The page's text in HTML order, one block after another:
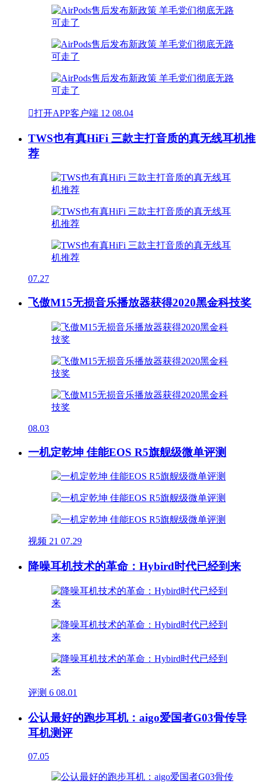
打开APP客户端 12 08.04
TWS也有真HiFi 三款主打音质的真无线耳机推
荐
07.27
飞傲M15无损音乐播放器获得2020黑金科技奖
08.03
一机定乾坤 佳能EOS R5旗舰级微单评测
视频 21 07.29
降噪耳机技术的革命：Hybird时代已经到来
评测 6 08.01
公认最好的跑步耳机：aigo爱国者G03骨传导
耳机测评
07.05